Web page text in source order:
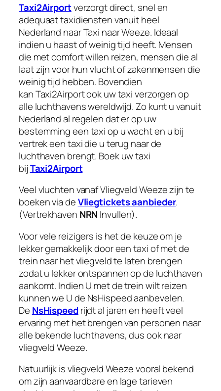
Taxi2Airportverzorgt direct, snel en
adequaat taxidiensten vanuit heel
Nederland naar Taxi naar Weeze. Ideaal
indien u haast of weinig tijd heeft. Mensen
die met comfort willen reizen, mensen die al
laat zijn voor hun vlucht of zakenmensen die
weinig tijd hebben. Bovendien
kan Taxi2Airport ook uw taxi verzorgen op
alle luchthavens wereldwijd. Zo kunt u vanuit
Nederland al regelen dat er op uw
bestemming een taxi op u wacht en u bij
vertrek een taxi die u terug naar de
luchthaven brengt. Boek uw taxi
bijTaxi2Airport
Veel vluchten vanaf Vliegveld Weeze zijn te
boeken via deVliegtickets aanbieder.
(Vertrekhaven NRN Invullen).
Voor vele reizigers is het de keuze om je
lekker gemakkelijk door een taxi of met de
trein naar het vliegveld te laten brengen
zodat u lekker ontspannen op de luchthaven
aankomt. Indien U met de trein wilt reizen
kunnen we U de NsHispeed aanbevelen.
De NsHispeedrijdt al jaren en heeft veel
ervaring met het brengen van personen naar
alle bekende luchthavens, dus ook naar
vliegveld Weeze.
Natuurlijk is vliegveld Weeze vooral bekend
om zijn aanvaardbare en lage tarieven